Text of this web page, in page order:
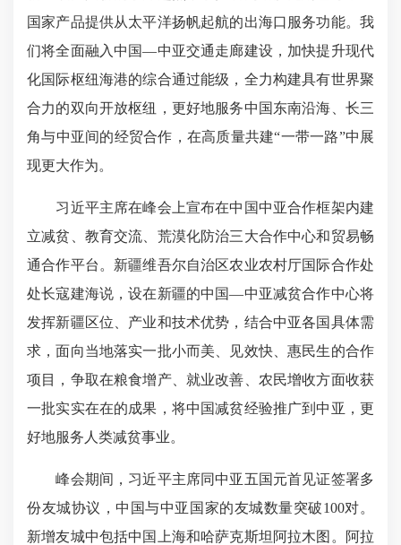
国家产品提供从太平洋扬帆起航的出海口服务功能。我
们将全面融入中国—中亚交通走廊建设，加快提升现代
化国际枢纽海港的综合通过能级，全力构建具有世界聚
合力的双向开放枢纽，更好地服务中国东南沿海、长三
角与中亚间的经贸合作，在高质量共建“一带一路”中展
现更大作为。
习近平主席在峰会上宣布在中国中亚合作框架内建
立减贫、教育交流、荒漠化防治三大合作中心和贸易畅
通合作平台。新疆维吾尔自治区农业农村厅国际合作处
处长寇建海说，设在新疆的中国—中亚减贫合作中心将
发挥新疆区位、产业和技术优势，结合中亚各国具体需
求，面向当地落实一批小而美、见效快、惠民生的合作
项目，争取在粮食增产、就业改善、农民增收方面收获
一批实实在在的成果，将中国减贫经验推广到中亚，更
好地服务人类减贫事业。
峰会期间，习近平主席同中亚五国元首见证签署多
份友城协议，中国与中亚国家的友城数量突破100对。
新增友城中包括中国上海和哈萨克斯坦阿拉木图。阿拉